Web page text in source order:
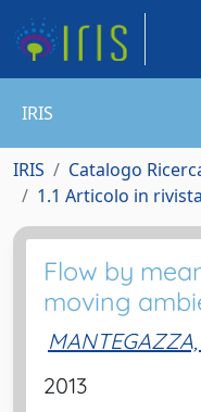
IRIS
IRIS Catalogo
1.1 Articolo in rivista
Flow by
moving
2013